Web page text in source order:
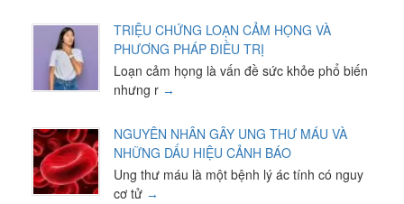
TRIỆU CHỨNG LOẠN CẢM HỌNG VÀ
PHƯƠNG PHÁP ĐIỀU TRỊ
Loạn cảm họng là vấn đề sức khỏe phổ biến
nhưng r
NGUYÊN NHÂN GÂY UNG THƯ MÁU VÀ
NHỮNG DẤU HIỆU CẢNH BÁO
Ung thư máu là một bệnh lý ác tính có nguy
cơ tử